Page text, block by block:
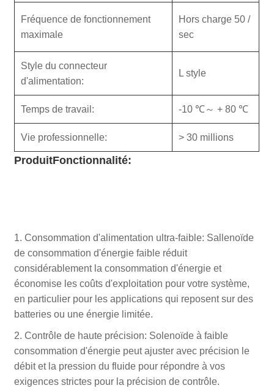
Fréquence de fonctionnement
maximale
Hors charge 50 /
sec
Style du connecteur
d'alimentation:
L style
Temps de travail: -10 ℃～ + 80 ℃
Vie professionnelle: > 30 millions
ProduitFonctionnalité:
1. Consommation d'alimentation ultra-faible: Sallenoïde
de consommation d'énergie faible réduit
considérablement la consommation d'énergie et
économise les coûts d'exploitation pour votre système,
en particulier pour les applications qui reposent sur des
batteries ou une énergie limitée.
2. Contrôle de haute précision: Solenoïde à faible
consommation d'énergie peut ajuster avec précision le
débit et la pression du fluide pour répondre à vos
exigences strictes pour la précision de contrôle.